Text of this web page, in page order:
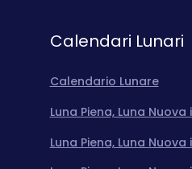
Calendari Lunari
Calendario Lunare
Luna Piena, Luna Nuova
Luna Piena, Luna Nuova